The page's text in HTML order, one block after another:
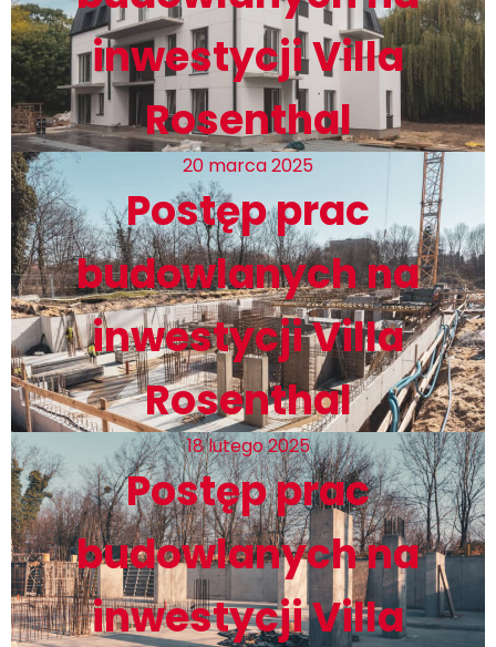
inwestycji Villa
Rosenthal
20 marca 2025
Postęp prac
budowlanych na
inwestycji Villa
Rosenthal
18 lutego 2025
Postęp prac
budowlanych na
inwestycji Villa